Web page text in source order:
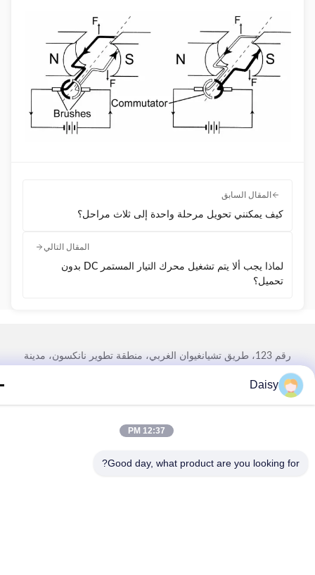
المقال السابق
كيف يمكنني تحويل مرحلة واحدة إلى ثلاث مراحل؟
المقال التالي
لماذا يجب ألا يتم تشغيل محرك التيار المستمر DC بدون
تحميل؟
رقم 123، طريق تشيانغيوان الغربي، منطقة تطوير نانكسون، مدينة
Daisy
12:37 PM
Good day, what product are you looking